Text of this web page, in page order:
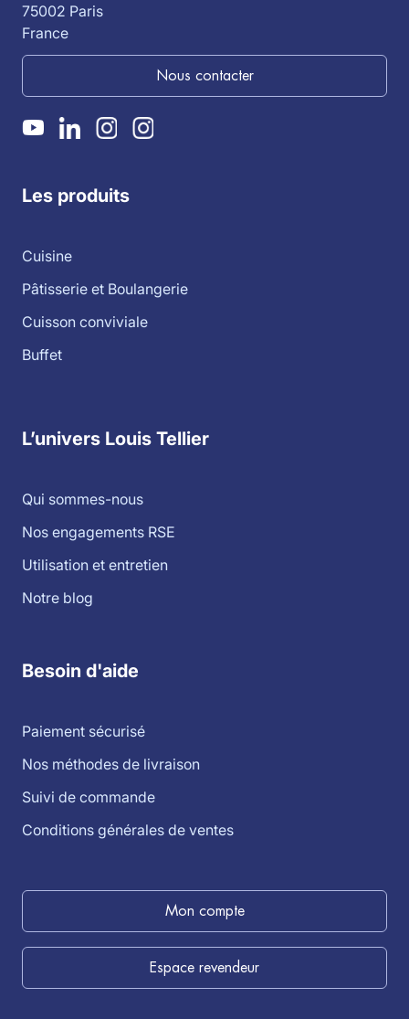
75002 Paris
France
Nous contacter
Les produits
Cuisine
Pâtisserie et Boulangerie
Cuisson conviviale
Buffet
L’univers Louis Tellier
Qui sommes-nous
Nos engagements RSE
Utilisation et entretien
Notre blog
Besoin d'aide
Paiement sécurisé
Nos méthodes de livraison
Suivi de commande
Conditions générales de ventes
Mon compte
Espace revendeur